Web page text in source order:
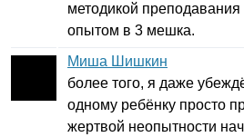
методикой преподавания
опытом в 3 мешка.
Миша Шишкин
более того, я даже
одному ребёнку просто
жертвой неопытности